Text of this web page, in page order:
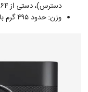
دسترس)، دستی از ۶۴ تا ۵۰,۰۰۰
وزن: حدود ۴۹۵ گرم با باتری